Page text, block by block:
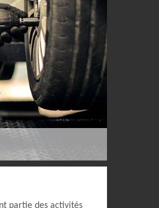
partie des activités